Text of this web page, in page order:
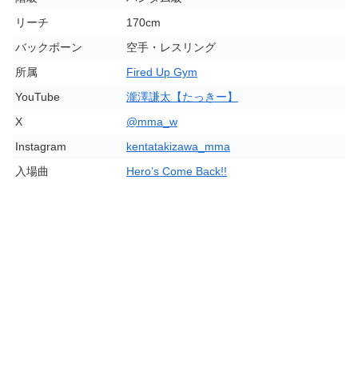
リーチ
170cm
バックボーン
空手・レスリング
所属
Fired Up Gym
YouTube
瀧澤謙太【たっきー】
X
@mma_w
Instagram
kentatakizawa_mma
入場曲
Hero’s Come Back!!